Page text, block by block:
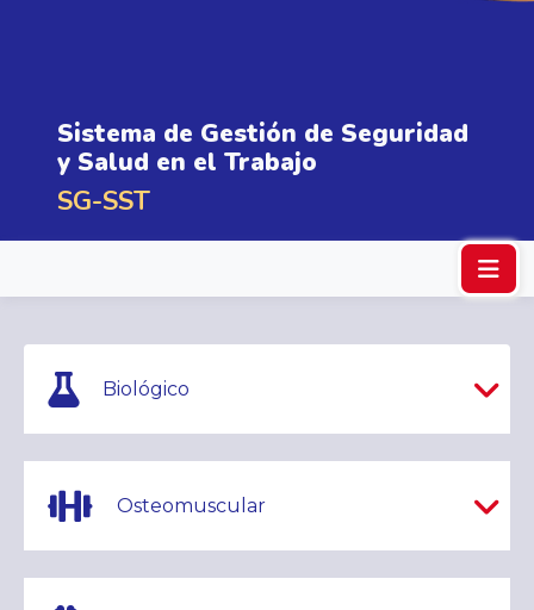
Sistema de Gestión de Seguridad
y Salud en el Trabajo
SG-SST
Biológico
Osteomuscular